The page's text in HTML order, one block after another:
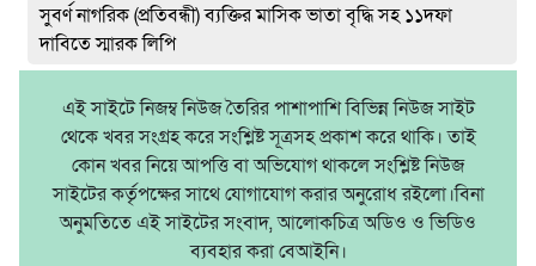
সুবর্ণ নাগরিক (প্রতিবন্ধী) ব্যক্তির মাসিক ভাতা বৃদ্ধি সহ ১১দফা
দাবিতে স্মারক লিপি
এই সাইটে নিজম্ব নিউজ তৈরির পাশাপাশি বিভিন্ন নিউজ সাইট
থেকে খবর সংগ্রহ করে সংশ্লিষ্ট সূত্রসহ প্রকাশ করে থাকি। তাই
কোন খবর নিয়ে আপত্তি বা অভিযোগ থাকলে সংশ্লিষ্ট নিউজ
সাইটের কর্তৃপক্ষের সাথে যোগাযোগ করার অনুরোধ রইলো।বিনা
অনুমতিতে এই সাইটের সংবাদ, আলোকচিত্র অডিও ও ভিডিও
ব্যবহার করা বেআইনি।